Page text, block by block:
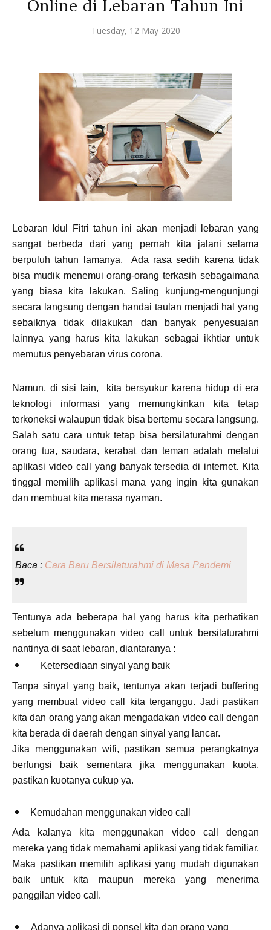
Online di Lebaran Tahun Ini
Tuesday, 12 May 2020
Lebaran Idul Fitri tahun ini akan menjadi lebaran yang
sangat berbeda dari yang pernah kita jalani selama
berpuluh tahun lamanya.
Ada rasa sedih karena tidak
bisa mudik menemui orang-orang terkasih sebagaimana
yang biasa kita lakukan. Saling kunjung-mengunjungi
secara langsung dengan handai taulan menjadi hal yang
sebaiknya tidak dilakukan dan banyak penyesuaian
lainnya yang harus kita lakukan sebagai ikhtiar untuk
memutus penyebaran virus corona.
Namun, di sisi lain,
kita bersyukur karena hidup di era
teknologi informasi yang memungkinkan kita tetap
terkoneksi walaupun tidak bisa bertemu secara langsung.
Salah satu cara untuk tetap bisa bersilaturahmi dengan
orang tua, saudara, kerabat dan teman adalah melalui
aplikasi video call yang banyak tersedia di internet. Kita
tinggal memilih aplikasi mana yang ingin kita gunakan
dan membuat kita merasa nyaman.
Baca : Cara Baru Bersilaturahmi di Masa Pandemi
Tentunya ada beberapa hal yang harus kita perhatikan
sebelum menggunakan video call untuk bersilaturahmi
nantinya di saat lebaran, diantaranya :
Ketersediaan sinyal yang baik
Tanpa sinyal yang baik, tentunya akan terjadi buffering
yang membuat video call kita terganggu. Jadi pastikan
kita dan orang yang akan mengadakan video call dengan
kita berada di daerah dengan sinyal yang lancar.
Jika menggunakan wifi, pastikan semua perangkatnya
berfungsi baik sementara jika menggunakan kuota,
pastikan kuotanya cukup ya.
Kemudahan menggunakan video call
Ada kalanya kita menggunakan video call dengan
mereka yang tidak memahami aplikasi yang tidak familiar.
Maka pastikan memilih aplikasi yang mudah digunakan
baik untuk kita maupun mereka yang menerima
panggilan video call.
Adanya aplikasi di ponsel kita dan orang yang